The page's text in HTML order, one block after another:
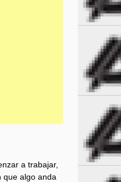
a trabajar,
algo anda